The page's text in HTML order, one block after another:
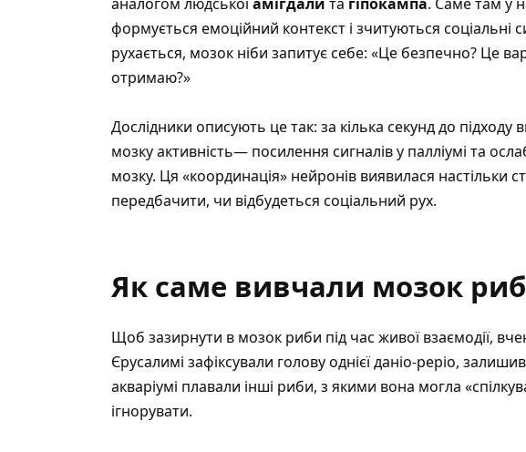
формується емоційний контекст і зчитуються соціальні
рухається, мозок ніби запитує себе: «Це безпечно? Це
отримаю?»
Дослідники описують це так: за кілька секунд до
мозку активність— посилення сигналів у палліумі та
мозку. Ця «координація» нейронів виявилася
передбачити, чи відбудеться соціальний рух.
Як саме вивчали мозок риб
Щоб зазирнути в мозок риби під час живої взаємодії,
Єрусалимі зафіксували голову однієї даніо-реріо,
акваріумі плавали інші риби, з якими вона могла
ігнорувати.